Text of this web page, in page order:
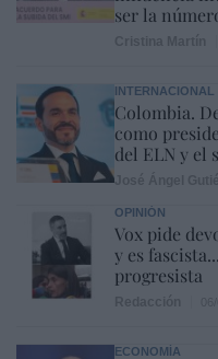
ser la
INTERNACIONAL
Colombia.
como
del ELN y el
OPINIÓN
Vox pide
y es
progresista
ECONOMÍA